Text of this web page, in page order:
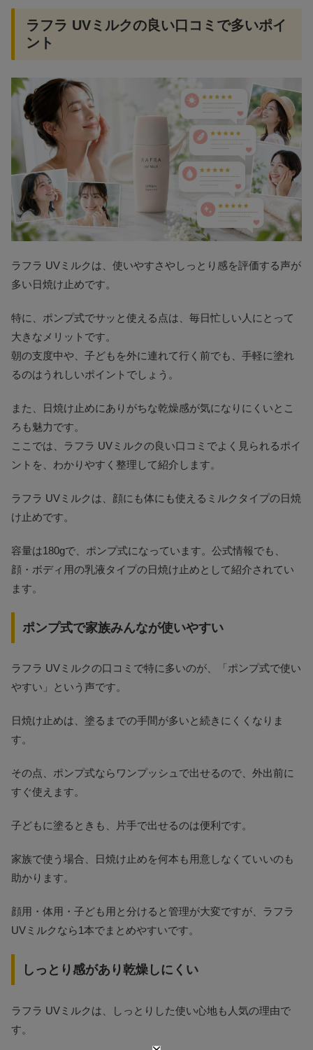
ラフラ UVミルクの良い口コミで多いポイ
ント
ラフラ UVミルクは、使いやすさやしっとり感を評価する声が
多い日焼け止めです。
特に、ポンプ式でサッと使える点は、毎日忙しい人にとって
大きなメリットです。
朝の支度中や、子どもを外に連れて行く前でも、手軽に塗れ
るのはうれしいポイントでしょう。
また、日焼け止めにありがちな乾燥感が気になりにくいとこ
ろも魅力です。
ここでは、ラフラ UVミルクの良い口コミでよく見られるポイ
ントを、わかりやすく整理して紹介します。
ラフラ UVミルクは、顔にも体にも使えるミルクタイプの日焼
け止めです。
容量は180gで、ポンプ式になっています。公式情報でも、
顔・ボディ用の乳液タイプの日焼け止めとして紹介されてい
ます。
ポンプ式で家族みんなが使いやすい
ラフラ UVミルクの口コミで特に多いのが、「ポンプ式で使い
やすい」という声です。
日焼け止めは、塗るまでの手間が多いと続きにくくなりま
す。
その点、ポンプ式ならワンプッシュで出せるので、外出前に
すぐ使えます。
子どもに塗るときも、片手で出せるのは便利です。
家族で使う場合、日焼け止めを何本も用意しなくていいのも
助かります。
顔用・体用・子ども用と分けると管理が大変ですが、ラフラ
UVミルクなら1本でまとめやすいです。
しっとり感があり乾燥しにくい
ラフラ UVミルクは、しっとりした使い心地も人気の理由で
す。